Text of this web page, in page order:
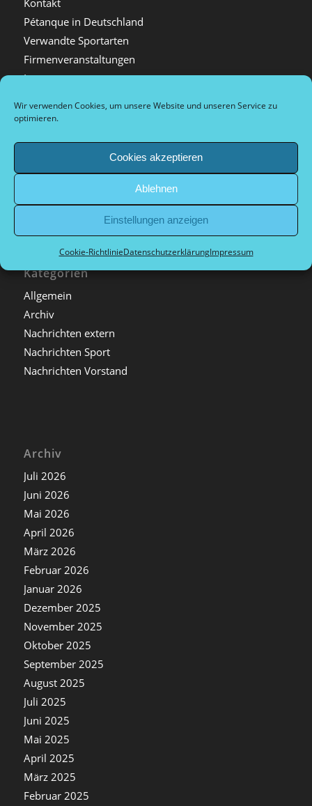
Wir verwenden Cookies, um unsere Website und unseren Service zu
optimieren.
Cookies akzeptieren
Ablehnen
Einstellungen anzeigen
Cookie-RichtlinieDatenschutzerklärungImpressum
Pétanque in Deutschland
Verwandte Sportarten
Firmenveranstaltungen
Impressum
Tournaments
Arrival and city information
Plan d’accès et informations sur la ville
Kategorien
Allgemein
Archiv
Nachrichten extern
Nachrichten Sport
Nachrichten Vorstand
Archiv
Juli 2026
Juni 2026
Mai 2026
April 2026
März 2026
Februar 2026
Januar 2026
Dezember 2025
November 2025
Oktober 2025
September 2025
August 2025
Juli 2025
Juni 2025
Mai 2025
April 2025
März 2025
Februar 2025